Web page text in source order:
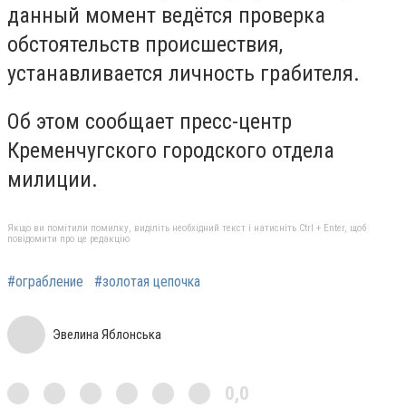
данный момент ведётся проверка
обстоятельств происшествия,
устанавливается личность грабителя.
Об этом сообщает пресс-центр
Кременчугского городского отдела
милиции.
Якщо ви помітили помилку, виділіть необхідний текст і натисніть Ctrl + Enter, щоб
повідомити про це редакцію
#ограбление #золотая цепочка
Эвелина Яблонська
0,0